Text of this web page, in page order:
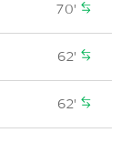
70'
62'
62'